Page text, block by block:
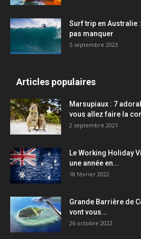
Surf trip en Australie
pas manquer
5 septembre 2023
Articles populaires
Marsupiaux : 7
vous allez faire la
2 septembre 2021
Le Working Holiday
une année en...
18 février 2022
Grande Barrière de
vont vous...
26 octobre 2022